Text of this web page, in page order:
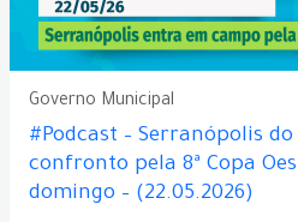
Governo Municipal
#Podcast – Serranópolis
confronto pela 8ª Copa
domingo – (22.05.2026)